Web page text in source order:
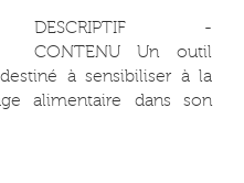
DESCRIPTIF -
CONTENU Un outil
à sensibiliser à la
alimentaire dans son